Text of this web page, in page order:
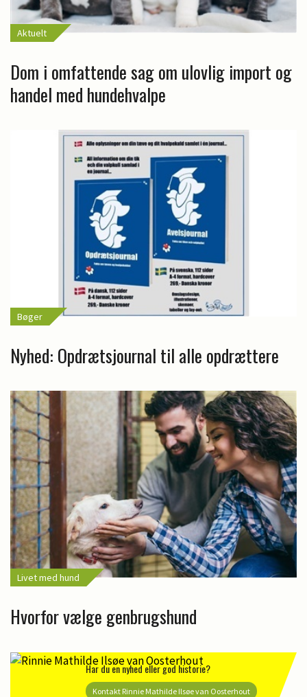
Aktuelt
Dom i omfattende sag om ulovlig import og
handel med hundehvalpe
Bøger
Nyhed: Opdrætsjournal til alle opdrættere
Livet med hund
Hvorfor vælge genbrugshund
Har du en nyhed eller god historie?
Kontakt Rinnie Mathilde Ilsøe van Oosterhout